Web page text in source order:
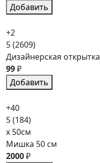
Добавить
+2
5(2609)
Дизайнерская открытка
99₽
Добавить
+40
5(184)
x 50см
Мишка 50 см
2000₽